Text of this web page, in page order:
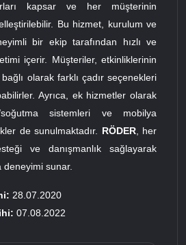
kapsar ve her müşterinin
Bu hizmet, kurulum ve
bir ekip tarafından hızlı ve
içerir. Müşteriler, etkinliklerinin
olarak farklı çadır seçenekleri
Ayrıca, ek hizmetler olarak
soğutma sistemleri ve mobilya
de sunulmaktadır. RÖDER, her
ve danışmanlık sağlayarak
deneyimi sunar.
28.07.2020
07.08.2022